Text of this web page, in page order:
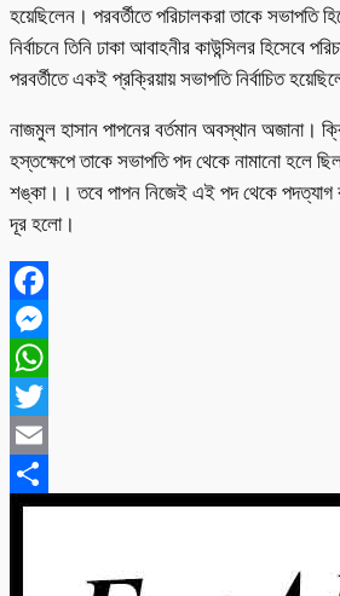
হয়েছিলেন। পরবর্তীতে পরিচালকরা তাকে সভাপতি
নির্বাচনে তিনি ঢাকা আবাহনীর কাউন্সিলর হিসেবে
পরবর্তীতে একই প্রক্রিয়ায় সভাপতি নির্বাচিত
নাজমুল হাসান পাপনের বর্তমান অবস্থান অজানা।
হস্তক্ষেপে তাকে সভাপতি পদ থেকে নামানো হলে
শঙ্কা।। তবে পাপন নিজেই এই পদ থেকে
দূর হলো।
Facebook
Messenger
WhatsApp
Twitter
Email
Share